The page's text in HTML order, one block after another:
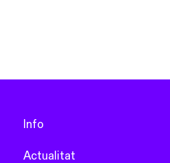
Info
Actualitat